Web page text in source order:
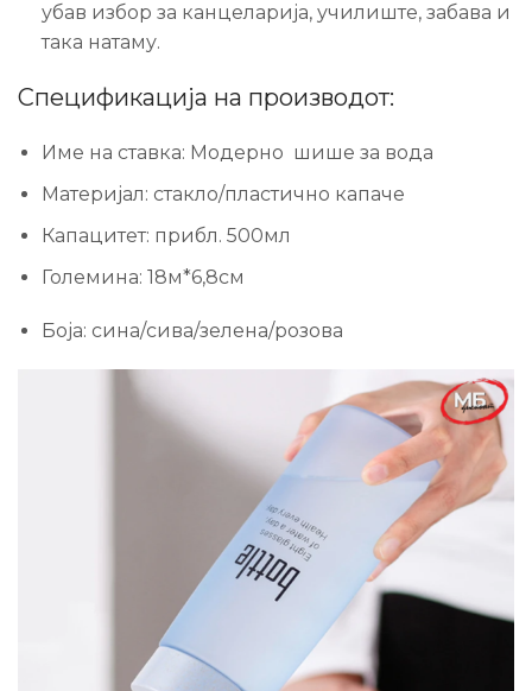
убав избор за канцеларија, училиште, забава и
така натаму.
Спецификација на производот:
Име на ставка: Модерно шише за вода
Материјал: стакло/пластично капаче
Капацитет: прибл. 500мл
Големина: 18м*6,8см
Боја: сина/сива/зелена/розова